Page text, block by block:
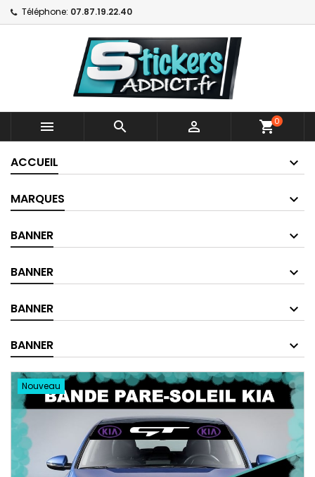
Téléphone: 07.87.19.22.40
   shopping_cart0
ACCUEIL
MARQUES
BANNER
BANNER
BANNER
BANNER
Nouveau